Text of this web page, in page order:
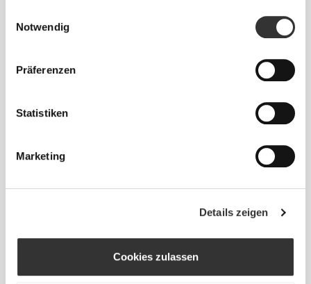
Notwendig
Präferenzen
Statistiken
Marketing
Details zeigen
Cookies zulassen
€38.99 €64.99
40%
€45.49 €64.99
30%
Boost Langarm-Crop Top